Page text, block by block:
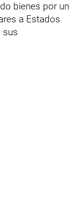
bienes por un
a Estados
sus